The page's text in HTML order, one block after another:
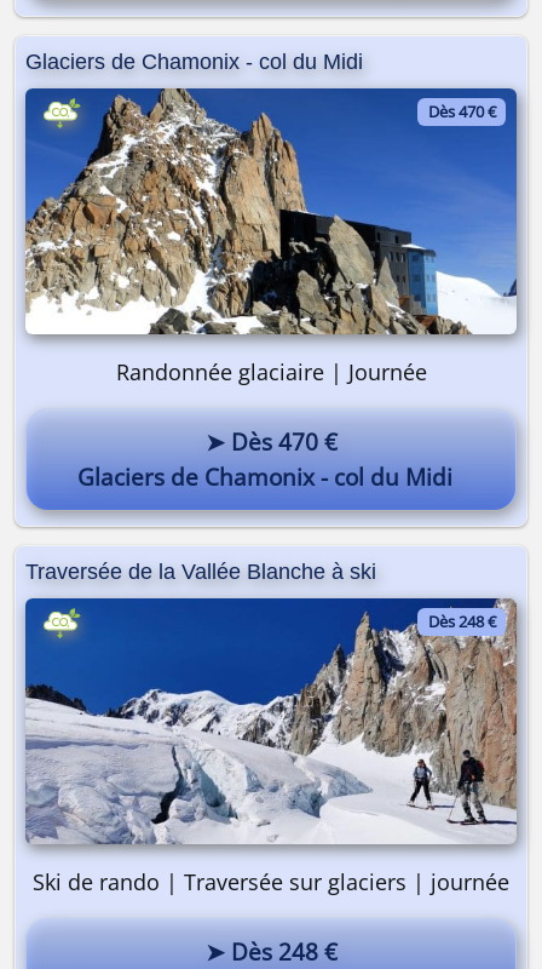
Glaciers de Chamonix - col du Midi
Dès 470 €
Randonnée glaciaire | Journée
➤ Dès 470 €
Glaciers de Chamonix - col du Midi
Traversée de la Vallée Blanche à ski
Dès 248 €
Ski de rando | Traversée sur glaciers | journée
➤ Dès 248 €